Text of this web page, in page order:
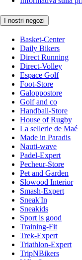
I nostri negozi
Basket-Center
Daily Bikers
Direct Running
Direct-Volley
Espace Golf
Foot-Store
Galoppostore
Golf and co
Handball-Store
House of Rugby
La sellerie de Maé
Made in Paradis
Nauti-wave
Padel-Expert
Pecheur-Store
Pet and Garden
Slowood Interior
Smash-Expert
Sneak'In
Sneakids
Sport is good
Training-Fit
Trek-Expert
Triathlon-Expert
TripNBikers